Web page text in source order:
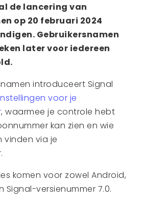
de lancering van
op 20 februari 2024
Gebruikersnamen
later voor iedereen
introduceert Signal
voor je
, waarmee je controle hebt
kan zien en wie
vinden via je
komen voor zowel Android,
Signal-versienummer 7.0.